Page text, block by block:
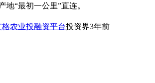
地“最初一公里”直连。
投资界3年前